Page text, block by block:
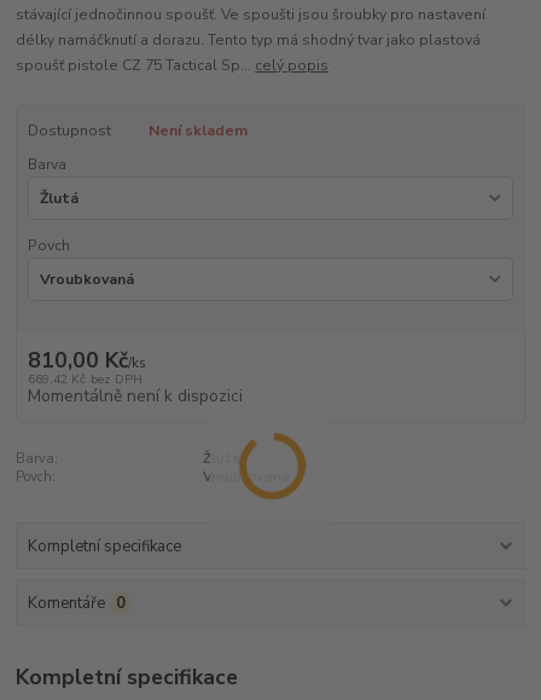
stávající jednočinnou spoušť. Ve spoušti jsou šroubky pro nastavení
délky namáčknutí a dorazu. Tento typ má shodný tvar jako plastová
spoušť pistole CZ 75 Tactical Sp... celý popis
Dostupnost
Není skladem
Barva
Povch
810,00 Kč/ks
669,42 Kč bez DPH
Momentálně není k dispozici
Barva:
Žlutá
Povch:
Vroubkovaná
Kompletní specifikace
Komentáře 0
Kompletní specifikace